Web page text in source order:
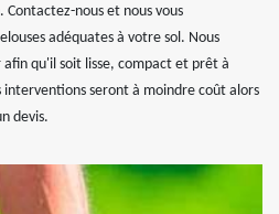
Contactez-nous et nous vous
adéquates à votre sol. Nous
qu'il soit lisse, compact et prêt à
interventions seront à moindre coût alors
devis.